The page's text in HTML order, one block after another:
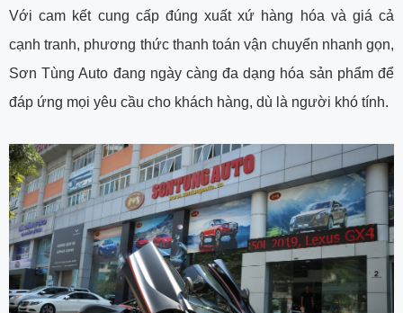
Với cam kết cung cấp đúng xuất xứ hàng hóa và giá cả
cạnh tranh, phương thức thanh toán vận chuyển nhanh gọn,
Sơn Tùng Auto đang ngày càng đa dạng hóa sản phẩm để
đáp ứng mọi yêu cầu cho khách hàng, dù là người khó tính.